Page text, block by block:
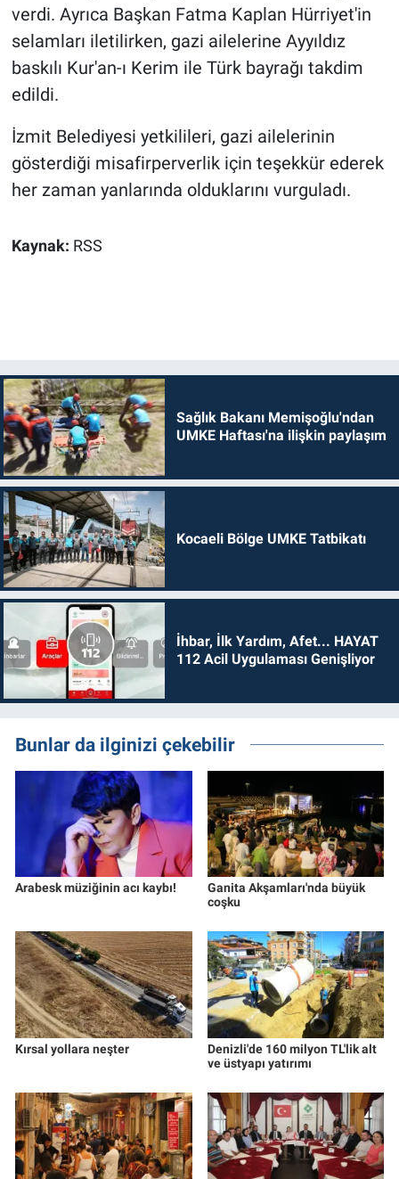
verdi. Ayrıca Başkan Fatma Kaplan Hürriyet'in
selamları iletilirken, gazi ailelerine Ayyıldız
baskılı Kur'an-ı Kerim ile Türk bayrağı takdim
edildi.
İzmit Belediyesi yetkilileri, gazi ailelerinin
gösterdiği misafirperverlik için teşekkür ederek
her zaman yanlarında olduklarını vurguladı.
Kaynak: RSS
Sağlık Bakanı Memişoğlu'ndan
UMKE Haftası'na ilişkin paylaşım
Kocaeli Bölge UMKE Tatbikatı
İhbar, İlk Yardım, Afet... HAYAT
112 Acil Uygulaması Genişliyor
Bunlar da ilginizi çekebilir
Arabesk müziğinin acı kaybı!
Ganita Akşamları'nda büyük
coşku
Kırsal yollara neşter
Denizli'de 160 milyon TL'lik alt
ve üstyapı yatırımı